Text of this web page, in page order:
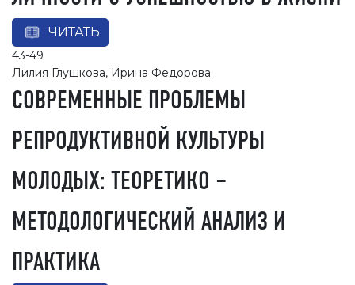
ЧИТАТЬ
43-49
Лилия Глушкова, Ирина Федорова
СОВРЕМЕННЫЕ ПРОБЛЕМЫ
РЕПРОДУКТИВНОЙ КУЛЬТУРЫ
МОЛОДЫХ: ТЕОРЕТИКО –
МЕТОДОЛОГИЧЕСКИЙ АНАЛИЗ И
ПРАКТИКА